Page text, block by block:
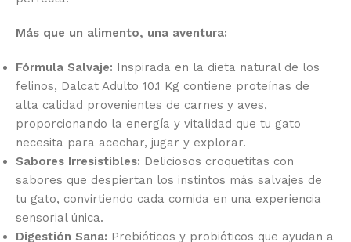
Más que un alimento, una aventura:
Fórmula Salvaje: Inspirada en la dieta natural de los
felinos, Dalcat Adulto 10.1 Kg contiene proteínas de
alta calidad provenientes de carnes y aves,
proporcionando la energía y vitalidad que tu gato
necesita para acechar, jugar y explorar.
Sabores Irresistibles: Deliciosos croquetitas con
sabores que despiertan los instintos más salvajes de
tu gato, convirtiendo cada comida en una experiencia
sensorial única.
Digestión Sana: Prebióticos y probióticos que ayudan a